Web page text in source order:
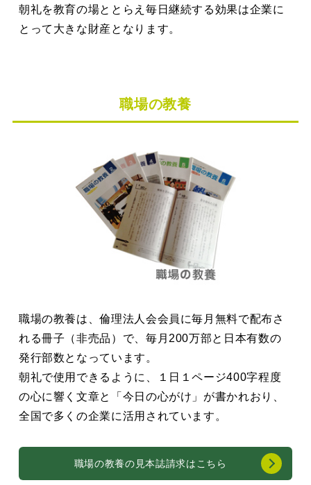
朝礼を教育の場ととらえ毎日継続する効果は企業に
とって大きな財産となります。
職場の教養
職場の教養は、倫理法人会会員に毎月無料で配布さ
れる冊子（非売品）で、毎月200万部と日本有数の
発行部数となっています。
朝礼で使用できるように、１日１ページ400字程度
の心に響く文章と「今日の心がけ」が書かれおり、
全国で多くの企業に活用されています。
職場の教養の見本誌請求はこちら